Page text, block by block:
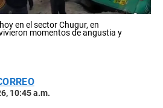
en el sector Chugur, en
momentos de angustia y
10:45 a.m.